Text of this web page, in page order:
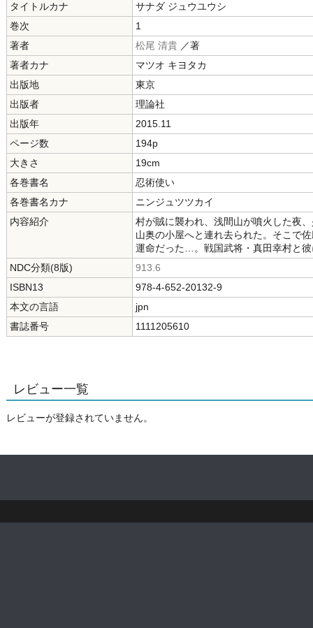
タイトルカナ
サナダ ジュウユウシ
巻次
1
著者
松尾 清貴 ／著
著者カナ
マツオ キヨタカ
出版地
東京
出版者
理論社
出版年
2015.11
ページ数
194p
大きさ
19cm
各巻書名
忍術使い
各巻書名カナ
ニンジュツツカイ
内容紹介
村が賊に襲われ、浅間山が噴火した夜
山奥の小屋へと連れ去られた。そこで
運命だった…。戦国武将・真田幸村と
NDC分類(8版)
913.6
ISBN13
978-4-652-20132-9
本文の言語
jpn
書誌番号
1111205610
レビュー一覧
レビューが登録されていません。